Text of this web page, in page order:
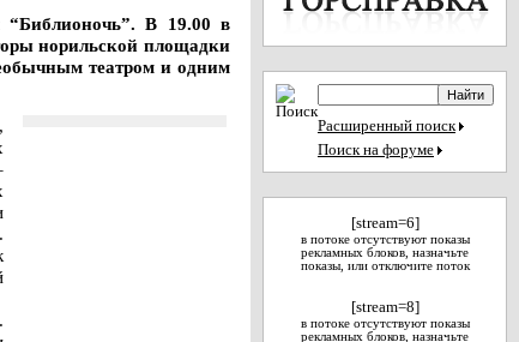
“Библионочь”. В 19.00 в
норильской площадки
театром и одним
Расширенный поиск
Поиск на форуме
[stream=6]
в потоке отсутствуют показы
рекламных блоков, назначьте
показы, или отключите поток
[stream=8]
в потоке отсутствуют показы
рекламных блоков, назначьте